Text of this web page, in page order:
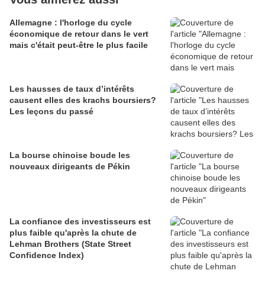
Allemagne : l'horloge du cycle
économique de retour dans le vert
mais c'était peut-être le plus facile
Les hausses de taux d’intérêts
causent elles des krachs boursiers?
Les leçons du passé
La bourse chinoise boude les
nouveaux dirigeants de Pékin
La confiance des investisseurs est
plus faible qu'après la chute de
Lehman Brothers (State Street
Confidence Index)